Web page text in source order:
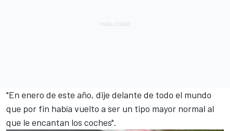
"En enero de este año, dije delante de todo el mundo
que por fin había vuelto a ser un tipo mayor normal al
que le encantan los coches".